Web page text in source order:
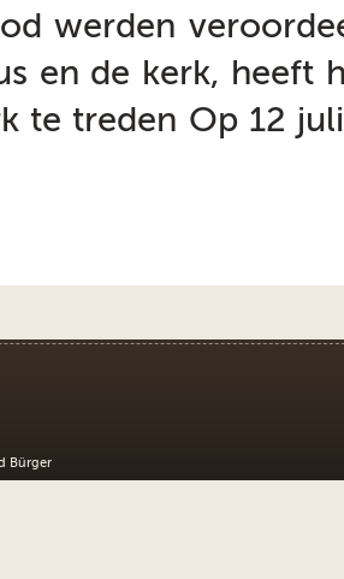
werden
en de kerk, heeft
te treden Op 12
Bürger